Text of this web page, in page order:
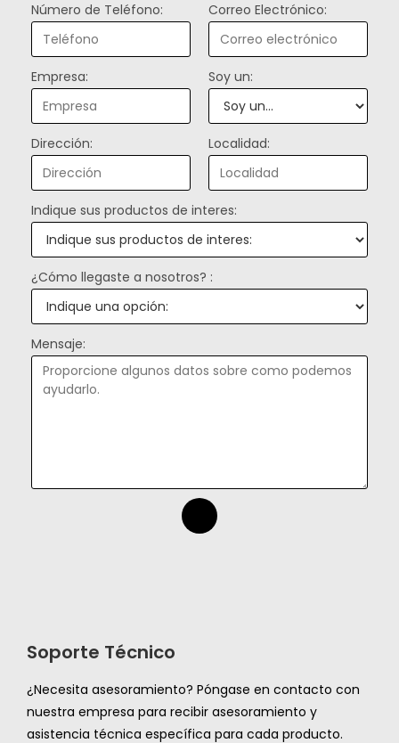
Número de Teléfono: Correo Electrónico:
Empresa: Soy un:
Dirección: Localidad:
Indique sus productos de interes:
¿Cómo llegaste a nosotros? :
Mensaje:
Soporte Técnico
¿Necesita asesoramiento? Póngase en contacto con
nuestra empresa para recibir asesoramiento y
asistencia técnica específica para cada producto.